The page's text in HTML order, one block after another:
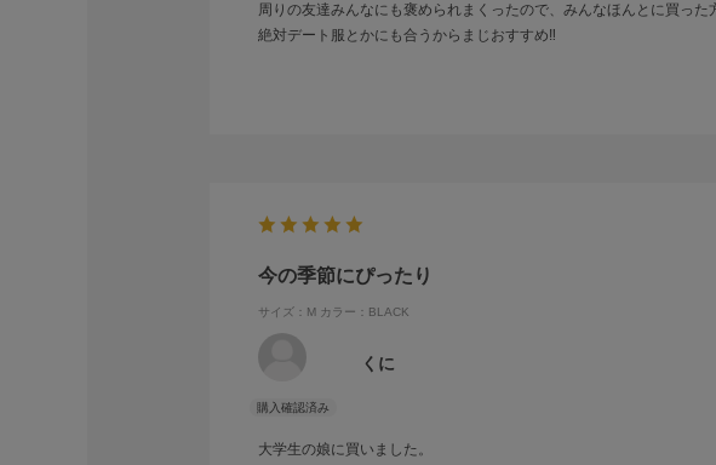
周りの友達みんなにも褒められまくったので、みんなほんとに買った
絶対デート服とかにも合うからまじおすすめ‼️
今の季節にぴったり
サイズ：M カラー：BLACK
くに
大学生の娘に買いました。